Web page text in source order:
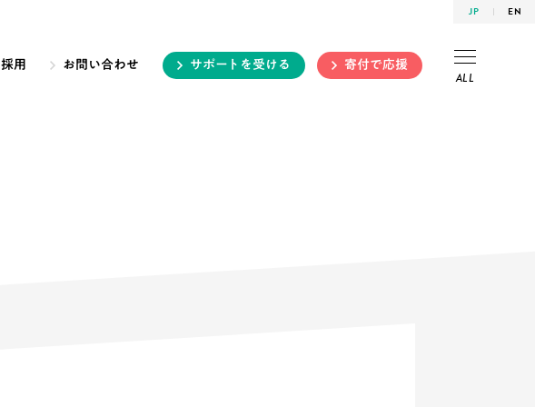
JP EN
採用 お問い合わせ サポートを受ける 寄付で応援
ALL